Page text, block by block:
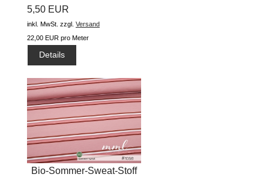
5,50 EUR
inkl. MwSt. zzgl. Versand
22,00 EUR pro Meter
Details
Bio-Sommer-Sweat-Stoff